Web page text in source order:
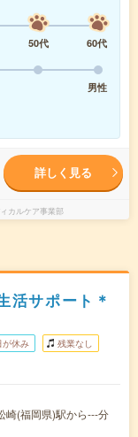
50代
60代
男性
詳しく見る
カルケア事業部
活サポート＊
が休み 残業なし
崎(福岡県)駅から---分